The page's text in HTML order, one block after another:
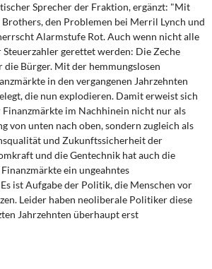
Sprecher der Fraktion, ergänzt: "Mit
den Problemen bei Merril Lynch und
Alarmstufe Rot. Auch wenn nicht alle
Steuerzahler gerettet werden: Die Zeche
die Bürger. Mit der hemmungslosen
in den vergangenen Jahrzehnten
die nun explodieren. Damit erweist sich
im Nachhinein nicht nur als
von unten nach oben, sondern zugleich als
und Zukunftssicherheit der
und die Gentechnik hat auch die
ein ungeahntes
ist Aufgabe der Politik, die Menschen vor
Leider haben neoliberale Politiker diese
Jahrzehnten überhaupt erst